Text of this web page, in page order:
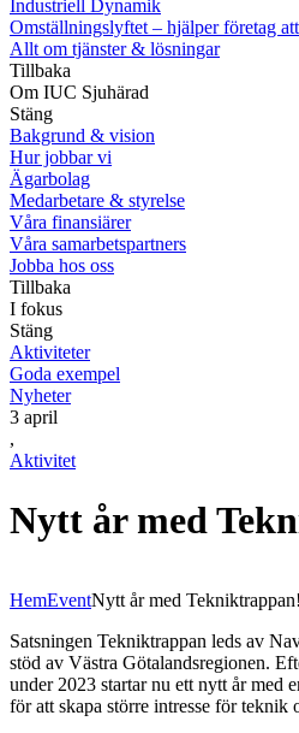
Industriell Dynamik
Omställningslyftet – hjälper företag
Allt om tjänster & lösningar
Tillbaka
Om IUC Sjuhärad
Stäng
Bakgrund & vision
Hur jobbar vi
Ägarbolag
Medarbetare & styrelse
Våra finansiärer
Våra samarbetspartners
Jobba hos oss
Tillbaka
I fokus
Stäng
Aktiviteter
Goda exempel
Nyheter
3 april
,
Aktivitet
Nytt år med
HemEventNytt år med Tekniktrappan!
Satsningen Tekniktrappan leds av
stöd av Västra Götalandsregionen.
under 2023 startar nu ett nytt år med
för att skapa större intresse för teknik